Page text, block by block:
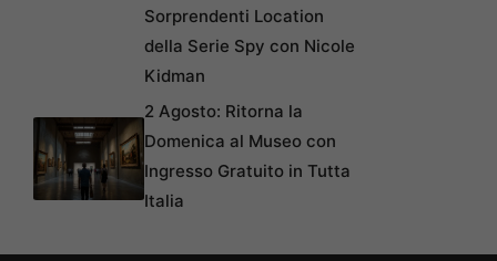
Sorprendenti Location
della Serie Spy con Nicole
Kidman
2 Agosto: Ritorna la
Domenica al Museo con
Ingresso Gratuito in Tutta
Italia